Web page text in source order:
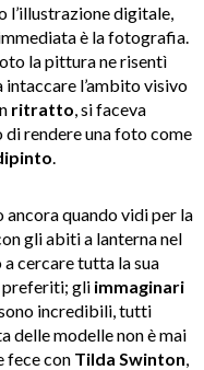
l’illustrazione digitale,
è la fotografia.
la pittura ne risentì
intaccare l’ambito visivo
ritratto , si faceva
rendere una foto come
quando vidi per la
gli abiti a lanterna nel
cercare tutta la sua
preferiti; gli immaginari
incredibili, tutti
delle modelle non è mai
fece con Tilda Swinton